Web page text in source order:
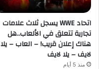
اتحاد WWE يسجل ثلاث علامات
تجارية تتعلق في الألعاب..هل
هناك إعلان قريب! – العاب – يلا
لايف – يلا لايف
منذ 5 أيام